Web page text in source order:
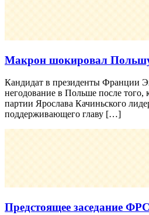
Макрон шокировал
Кандидат в президенты Франции
негодование в Польше после того,
партии Ярослава Качиньского
поддерживающего главу […]
Предстоящее заседание